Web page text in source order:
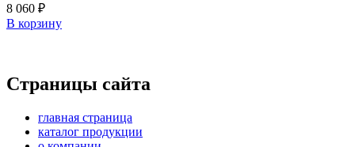
8 060 ₽
В корзину
Страницы сайта
главная страница
каталог продукции